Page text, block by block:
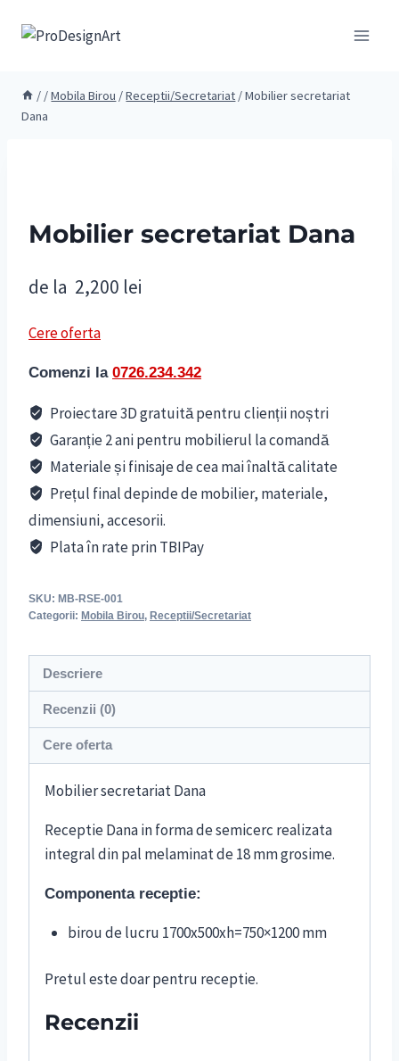
/ /Mobila Birou /Receptii/Secretariat /Mobilier secretariat
Dana
Mobilier secretariat Dana
de la 2,200 lei
Cere oferta
Comenzi la 0726.234.342
Proiectare 3D gratuită pentru clienții noștri
Garanție 2 ani pentru mobilierul la comandă
Materiale și finisaje de cea mai înaltă calitate
Prețul final depinde de mobilier, materiale,
dimensiuni, accesorii.
Plata în rate prin TBIPay
SKU: MB-RSE-001
Categorii: Mobila Birou, Receptii/Secretariat
Descriere
Recenzii (0)
Cere oferta
Mobilier secretariat Dana
Receptie Dana in forma de semicerc realizata
integral din pal melaminat de 18 mm grosime.
Componenta receptie:
birou de lucru 1700x500xh=750×1200 mm
Pretul este doar pentru receptie.
Recenzii